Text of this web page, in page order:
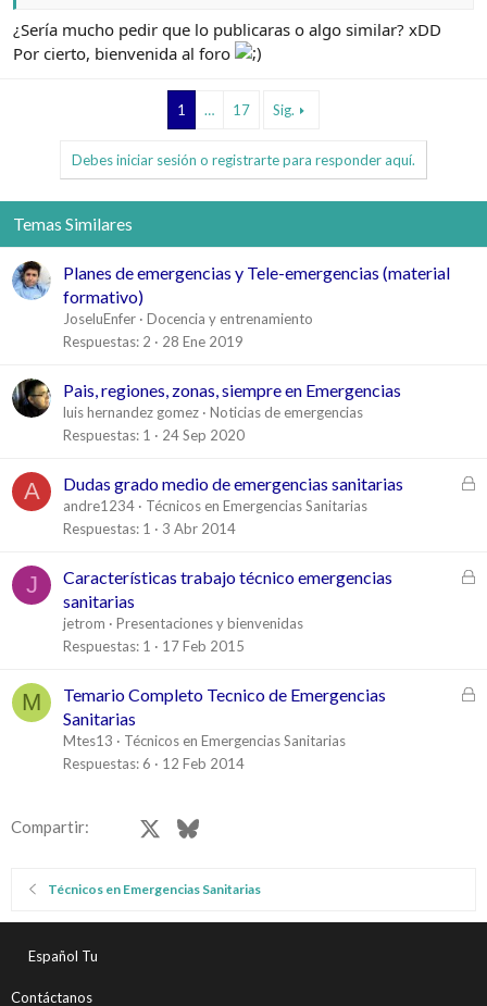
¿Sería mucho pedir que lo publicaras o algo similar? xDD
Por cierto, bienvenida al foro
1 … 17 Sig.
Debes iniciar sesión o registrarte para responder aquí.
Temas Similares
Planes de emergencias y Tele-emergencias (material
formativo)
JoseluEnfer
Docencia y entrenamiento
Respuestas 2 28 Ene 2019
Pais, regiones, zonas, siempre en Emergencias
luis hernandez gomez
Noticias de emergencias
Respuestas 1 24 Sep 2020
A
C
a
Dudas grado medio de emergencias sanitarias
andre1234
Técnicos en Emergencias Sanitarias
Respuestas 1 3 Abr 2014
J
C
d
Características trabajo técnico emergencias
sanitarias
jetrom
Presentaciones y bienvenidas
Respuestas 1 17 Feb 2015
M
C
Temario Completo Tecnico de Emergencias
Sanitarias
Mtes13
Técnicos en Emergencias Sanitarias
Respuestas 6 12 Feb 2014
Compartir: Facebook Bluesky
Técnicos en Emergencias Sanitarias
Español Tu
Contáctanos